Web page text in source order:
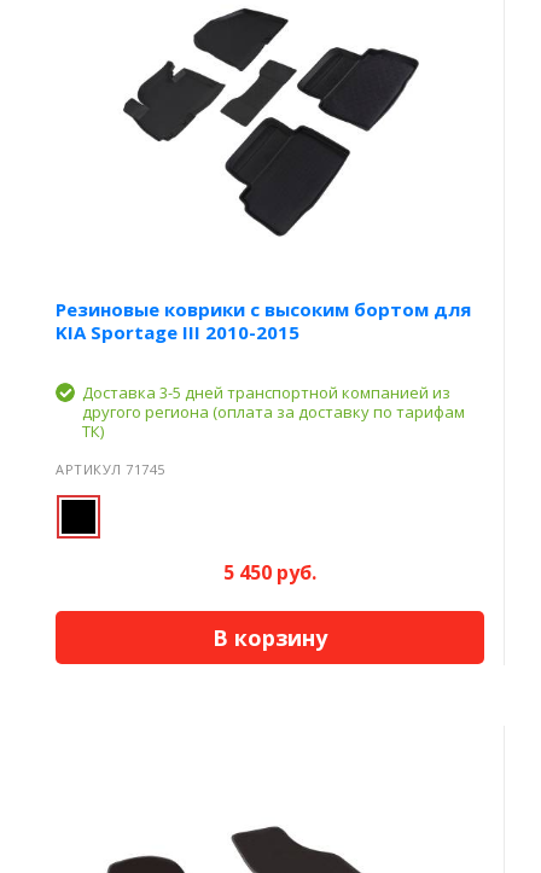
Резиновые коврики с высоким бортом для
KIA Sportage III 2010-2015
Доставка 3-5 дней транспортной компанией из
другого региона (оплата за доставку по тарифам
ТК)
АРТИКУЛ 71745
5 450 руб.
В корзину